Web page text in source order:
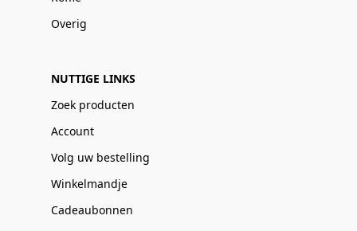
Overig
NUTTIGE LINKS
Zoek producten
Account
Volg uw bestelling
Winkelmandje
Cadeaubonnen